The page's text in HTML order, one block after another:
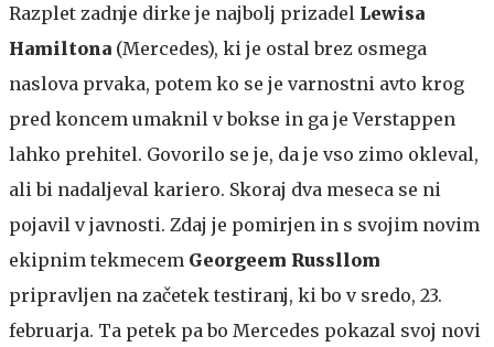
Razplet zadnje dirke je najbolj prizadel Lewisa
Hamiltona (Mercedes), ki je ostal brez osmega
naslova prvaka, potem ko se je varnostni avto krog
pred koncem umaknil v bokse in ga je Verstappen
lahko prehitel. Govorilo se je, da je vso zimo okleval,
ali bi nadaljeval kariero. Skoraj dva meseca se ni
pojavil v javnosti. Zdaj je pomirjen in s svojim novim
ekipnim tekmecem Georgeem Russllom
pripravljen na začetek testiranj, ki bo v sredo, 23.
februarja. Ta petek pa bo Mercedes pokazal svoj novi